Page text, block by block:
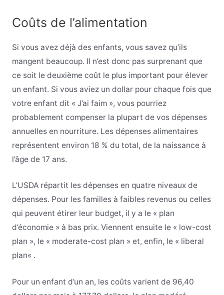
Coûts de l’alimentation
Si vous avez déjà des enfants, vous savez qu’ils
mangent beaucoup. Il n’est donc pas surprenant que
ce soit le deuxième coût le plus important pour élever
un enfant. Si vous aviez un dollar pour chaque fois que
votre enfant dit « J’ai faim », vous pourriez
probablement compenser la plupart de vos dépenses
annuelles en nourriture. Les dépenses alimentaires
représentent environ 18 % du total, de la naissance à
l’âge de 17 ans.
L’USDA répartit les dépenses en quatre niveaux de
dépenses. Pour les familles à faibles revenus ou celles
qui peuvent étirer leur budget, il y a le « plan
d’économie » à bas prix. Viennent ensuite le « low-cost
plan », le « moderate-cost plan » et, enfin, le « liberal
plan« .
Pour un enfant d’un an, les coûts varient de 96,40